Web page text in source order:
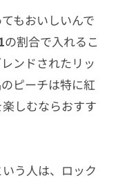
もおいしいんで
の割合で入れるこ
ンドされたリッ
ピーチは特に紅
しむならおすす
う人は、ロック